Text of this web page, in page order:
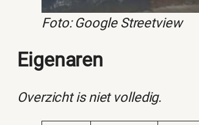
Foto: Google Streetview
Eigenaren
Overzicht is niet volledig.